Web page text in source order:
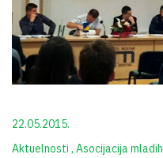
22.05.2015.
Aktuelnosti Asocijacija mladih